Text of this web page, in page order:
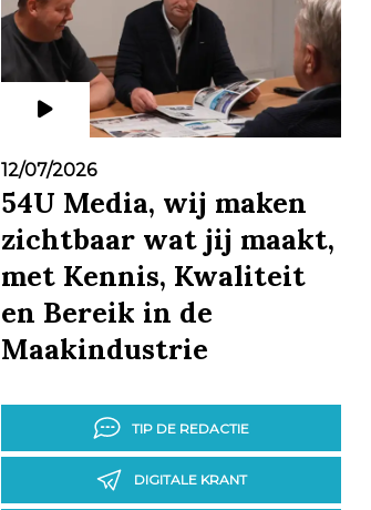
12/07/2026
54U Media, wij maken
zichtbaar wat jij maakt,
met Kennis, Kwaliteit
en Bereik in de
Maakindustrie
TIP DE REDACTIE
DIGITALE KRANT